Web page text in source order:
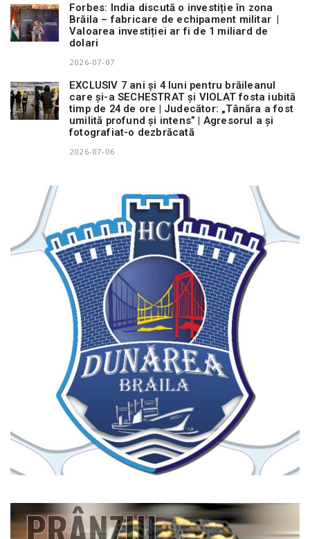
Forbes: India discută o investiție în zona
Brăila – fabricare de echipament militar |
Valoarea investiției ar fi de 1 miliard de
dolari
2026-07-07
EXCLUSIV 7 ani și 4 luni pentru brăileanul
care și-a SECHESTRAT și VIOLAT fosta iubită
timp de 24 de ore | Judecător: „Tânăra a fost
umilită profund și intens” | Agresorul a și
fotografiat-o dezbrăcată
2026-07-06